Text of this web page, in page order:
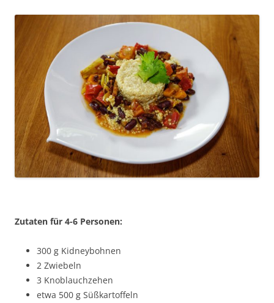
Zutaten für 4-6 Personen:
300 g Kidneybohnen
2 Zwiebeln
3 Knoblauchzehen
etwa 500 g Süßkartoffeln